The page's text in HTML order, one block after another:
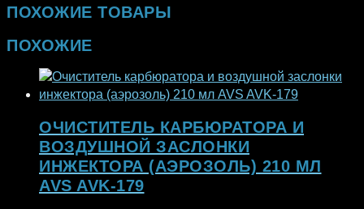
ПОХОЖИЕ ТОВАРЫ
ПОХОЖИЕ
ОЧИСТИТЕЛЬ КАРБЮРАТОРА И
ВОЗДУШНОЙ ЗАСЛОНКИ
ИНЖЕКТОРА (АЭРОЗОЛЬ) 210 МЛ
AVS AVK-179